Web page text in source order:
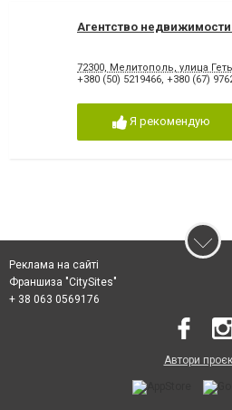
Агентство
72300, Мелитополь, улица
+380 (50) 5219466, +380 (67)
Я рекомендую
Реклама на сайті
Франшиза "CitySites"
+ 38 063 0569176
Автори